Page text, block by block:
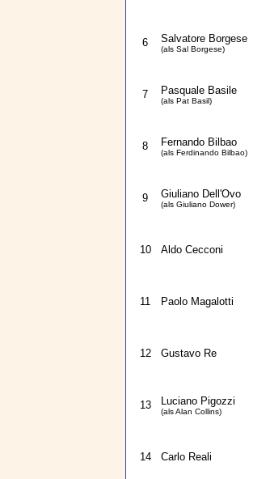
6 Salvatore Borgese
(als Sal Borgese)
7 Pasquale Basile
(als Pat Basil)
8 Fernando Bilbao
(als Ferdinando Bilbao)
9 Giuliano Dell'Ovo
(als Giuliano Dower)
10 Aldo Cecconi
11 Paolo Magalotti
12 Gustavo Re
13 Luciano Pigozzi
(als Alan Collins)
14 Carlo Reali